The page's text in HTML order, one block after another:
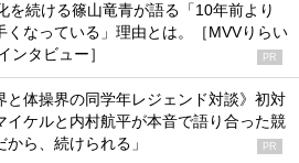
を続ける篠山竜青が語る「10年前より
くなっている」理由とは。［MVVりらい
ンタビュー］
PR
と体操界の同学年レジェンド対談》初対
イケルと内村航平が本音で語り合った競
ら、続けられる」
PR